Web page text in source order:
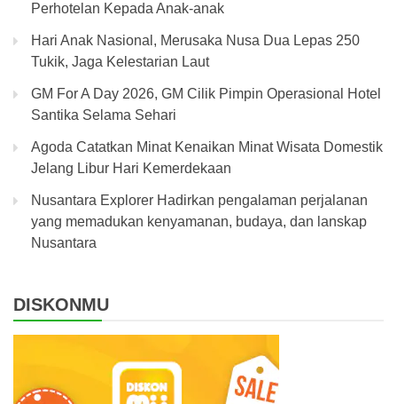
Perhotelan Kepada Anak-anak
Hari Anak Nasional, Merusaka Nusa Dua Lepas 250
Tukik, Jaga Kelestarian Laut
GM For A Day 2026, GM Cilik Pimpin Operasional Hotel
Santika Selama Sehari
Agoda Catatkan Minat Kenaikan Minat Wisata Domestik
Jelang Libur Hari Kemerdekaan
Nusantara Explorer Hadirkan pengalaman perjalanan
yang memadukan kenyamanan, budaya, dan lanskap
Nusantara
DISKONMU